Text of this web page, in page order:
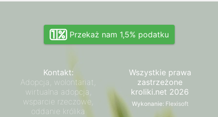
Przekaż nam 1,5% podatku
Kontakt:
Adopcja, wolontariat,
wirtualna adopcja,
wsparcie rzeczowe,
oddanie królika
Wszystkie prawa
zastrzeżone
kroliki.net 2026
Wykonanie: Flexisoft